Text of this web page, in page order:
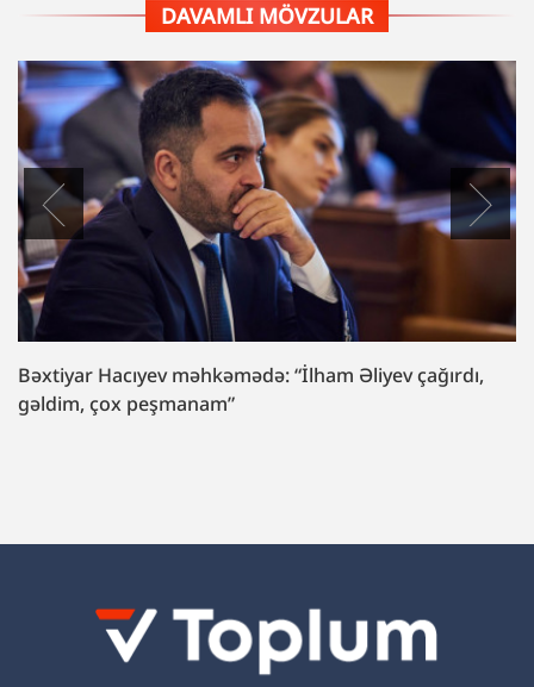
DAVAMLI MÖVZULAR
“İlham Əliyev çağırdı,
Formula yarışında